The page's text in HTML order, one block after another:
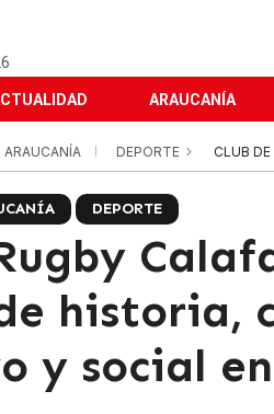
ARAUCANÍA
ARAUCANÍA DEPORTE CLUB
DEPORTE
historia,
y social